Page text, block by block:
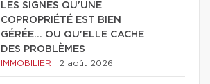
LES SIGNES QU'UNE
COPROPRIÉTÉ EST BIEN
GÉRÉE… OU QU'ELLE CACHE
DES PROBLÈMES
IMMOBILIER 2 août 2026